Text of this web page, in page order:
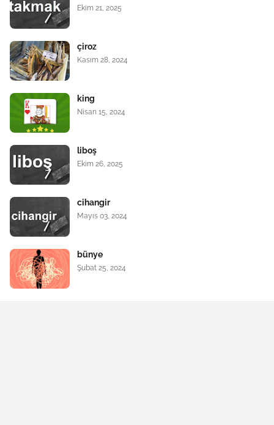
Ekim 21, 2025
çiroz
Kasım 28, 2024
king
Nisan 15, 2024
liboş
Ekim 26, 2025
cihangir
Mayıs 03, 2024
bünye
Şubat 25, 2024